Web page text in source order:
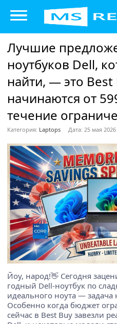
Лучшие
ноутбуков Dell,
найти, — это
начинаются от
течение
Категория: Laptops Дата: 25 мая 2026
Йоу, народ!👋 Сегодня
годный Dell-ноутбук по
идеального ноута — задача
Особенно когда бюджет
сейчас в Best Buy завезли